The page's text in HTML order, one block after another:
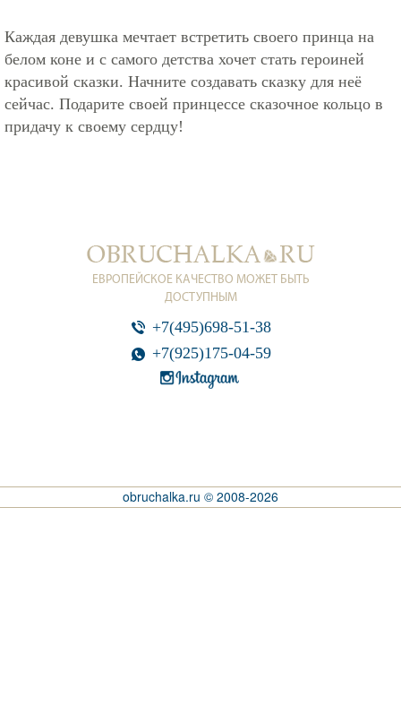
Каждая девушка мечтает встретить своего принца на
белом коне и с самого детства хочет стать героиней
красивой сказки. Начните создавать сказку для неё
сейчас. Подарите своей принцессе сказочное кольцо в
придачу к своему сердцу!
+7(495)698-51-38
+7(925)175-04-59
ЕВРОПЕЙСКОЕ КАЧЕСТВО МОЖЕТ БЫТЬ
ДОСТУПНЫМ
obruchalka.ru © 2008-2026